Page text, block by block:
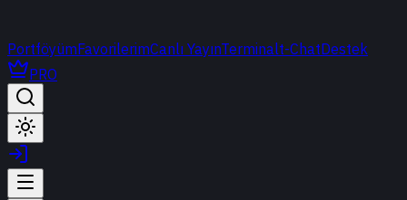
PortföyümFavorilerimCanlı YayınTerminalt-ChatDestek
PRO